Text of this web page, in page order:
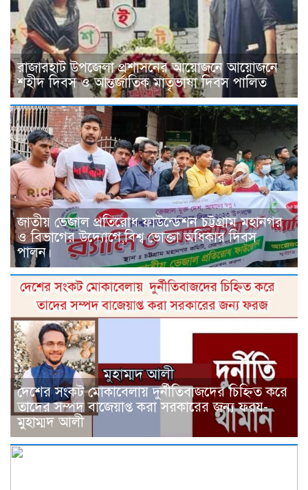
রাজারহাট উপজেলা প্রশাসনের আয়োজনে আয়োজনে
শহীদ দিবস ও আন্তর্জাতিক মাতৃভাষা দিবস পালিত
জাতীয় ভেজাল প্রতিরোধ ফাউন্ডেশন চট্টগ্রাম মহানগর
ও বিভাগের উদ্যোগে,বিশ্ব ভোক্তা অধিকার দিবস
পালন।
দেশের সংকট মোকাবেলায় দুর্নীতিবাজদের চিহ্নিত করে
তাদের সম্পদ বাজেয়াপ্ত করা সরকারের জন্য ফরয-
মুহাম্মদ আলী